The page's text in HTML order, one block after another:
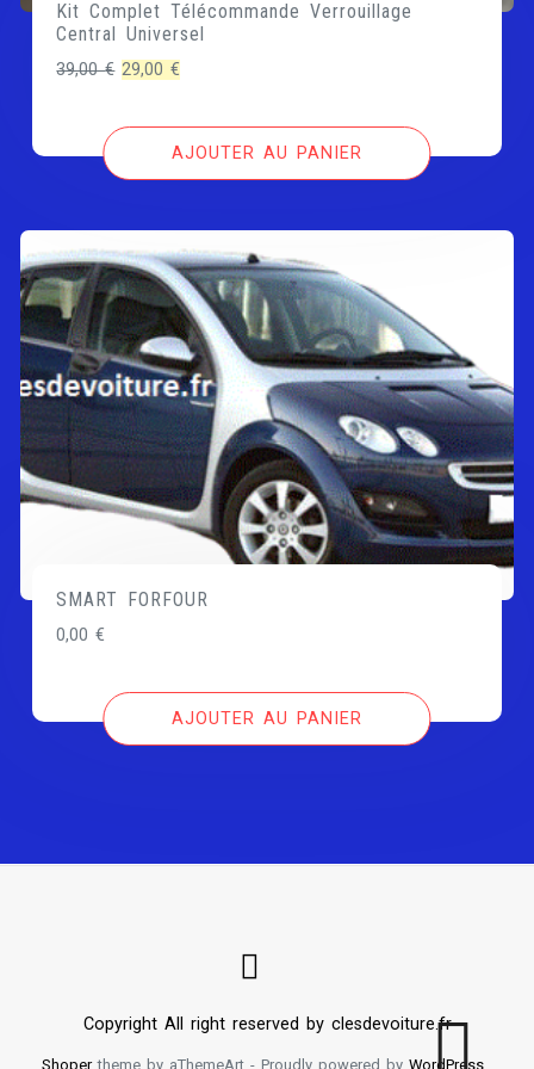
Kit Complet Télécommande Verrouillage
Central Universel
39,00€ Le
initial
29,00€
actuel
est :
AJOUTER AU PANIER
SMART FORFOUR
0,00€
AJOUTER AU PANIER
Copyright All right reserved by clesdevoiture.fr
Shopertheme by aThemeArt - Proudly powered by WordPress.